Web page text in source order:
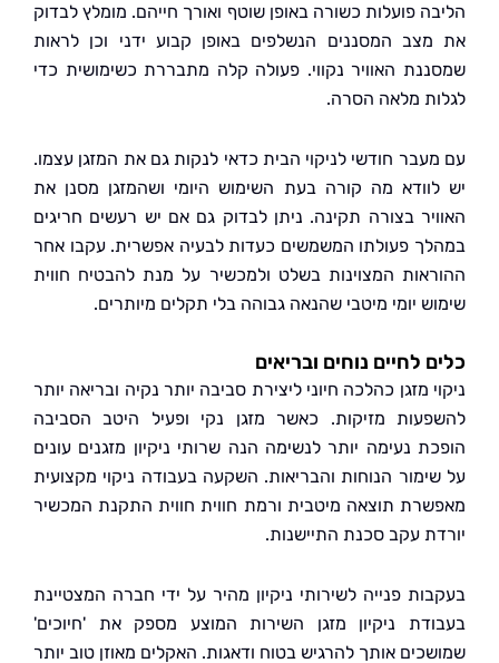
פועלות כשורה באופן שוטף ואורך חייהם. מומלץ לבדוק
המסננים הנשלפים באופן קבוע ידני וכן לראות
האוויר נקווי. פעולה קלה מתבררת כשימושית כדי
מלאה הסרה.
חודשי לניקוי הבית כדאי לנקות גם את המזגן עצמו.
מה קורה בעת השימוש היומי ושהמזגן מסנן את
בצורה תקינה. ניתן לבדוק גם אם יש רעשים חריגים
פעולתו המשמשים כעדות לבעיה אפשרית. עקבו אחר
המצוינות בשלט ולמכשיר על מנת להבטיח חווית
יומי מיטבי שהנאה גבוהה בלי תקלים מיותרים.
לחיים נוחים ובריאים
מזגן כהלכה חיוני ליצירת סביבה יותר נקיה ובריאה יותר
מזיקות. כאשר מזגן נקי ופעיל היטב הסביבה
נעימה יותר לנשימה הנה שרותי ניקיון מזגנים עונים
הנוחות והבריאות. השקעה בעבודה ניקוי מקצועית
תוצאה מיטבית ורמת חווית חווית התקנת המכשיר
עקב סכנת התיישנות.
פנייה לשירותי ניקיון מהיר על ידי חברה המצטיינת
ניקיון מזגן השירות המוצע מספק את 'חיוכים'
אותך להרגיש בטוח ודאגות. האקלים מאוזן טוב יותר